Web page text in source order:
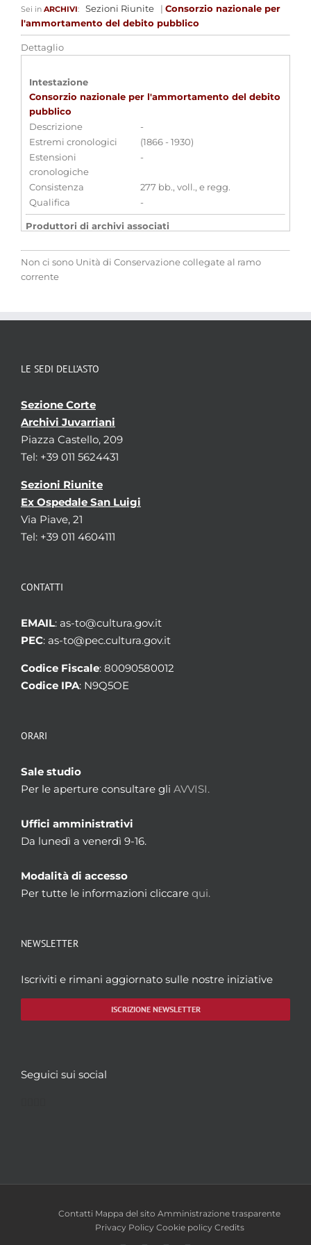
Sei in ARCHIVI: Sezioni Riunite | Consorzio nazionale per
l'ammortamento del debito pubblico
Dettaglio
Intestazione
Consorzio nazionale per l'ammortamento del debito
pubblico
Descrizione
-
Estremi cronologici
(1866 - 1930)
Estensioni
cronologiche
-
Consistenza
277 bb., voll., e regg.
Qualifica
-
Produttori di archivi associati
debito pubblico
]
Non ci sono Unità di Conservazione collegate al ramo
corrente
LE SEDI DELL’ASTO
Sezione Corte
Archivi Juvarriani
Piazza Castello, 209
Tel: +39 011 5624431
Sezioni Riunite
Ex Ospedale San Luigi
Via Piave, 21
Tel: +39 011 4604111
CONTATTI
EMAIL: as-to@cultura.gov.it
PEC: as-to@pec.cultura.gov.it
Codice Fiscale: 80090580012
Codice IPA: N9Q5OE
ORARI
Sale studio
Per le aperture consultare gli AVVISI.
Uffici amministrativi
Da lunedì a venerdì 9-16.
Modalità di accesso
Per tutte le informazioni cliccare qui.
NEWSLETTER
Iscriviti e rimani aggiornato sulle nostre iniziative
ISCRIZIONE NEWSLETTER
Seguici sui social
Contatti Mappa del sito Amministrazione trasparente
Privacy Policy Cookie policy Credits